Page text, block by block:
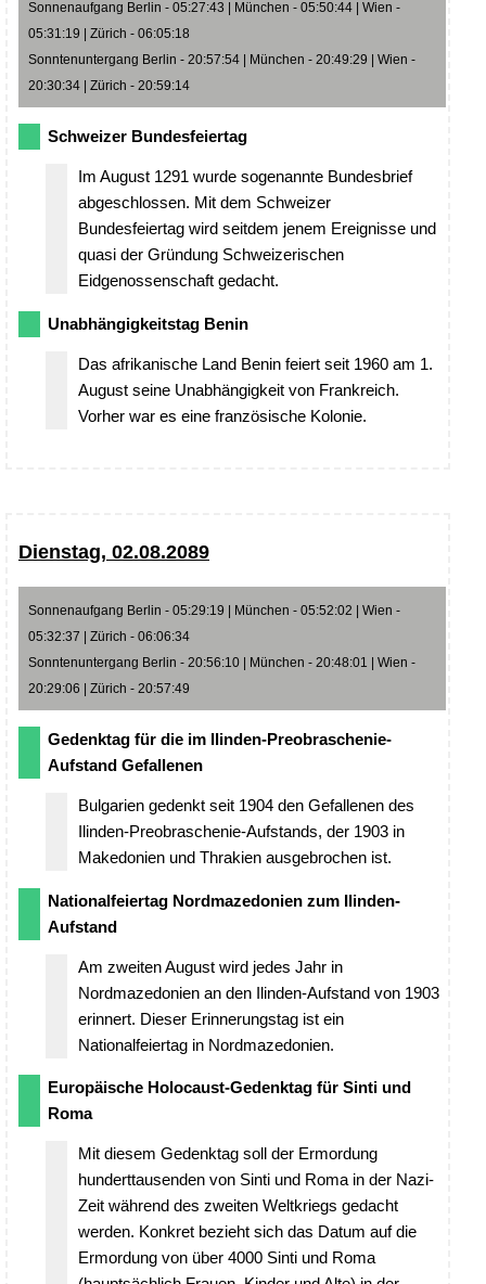
Sonnenaufgang Berlin - 05:27:43 | München - 05:50:44 | Wien -
05:31:19 | Zürich - 06:05:18
Sonntenuntergang Berlin - 20:57:54 | München - 20:49:29 | Wien -
20:30:34 | Zürich - 20:59:14
Schweizer Bundesfeiertag
Im August 1291 wurde sogenannte Bundesbrief
abgeschlossen. Mit dem Schweizer
Bundesfeiertag wird seitdem jenem Ereignisse und
quasi der Gründung Schweizerischen
Eidgenossenschaft gedacht.
Unabhängigkeitstag Benin
Das afrikanische Land Benin feiert seit 1960 am 1.
August seine Unabhängigkeit von Frankreich.
Vorher war es eine französische Kolonie.
Dienstag, 02.08.2089
Sonnenaufgang Berlin - 05:29:19 | München - 05:52:02 | Wien -
05:32:37 | Zürich - 06:06:34
Sonntenuntergang Berlin - 20:56:10 | München - 20:48:01 | Wien -
20:29:06 | Zürich - 20:57:49
Gedenktag für die im Ilinden-Preobraschenie-
Aufstand Gefallenen
Bulgarien gedenkt seit 1904 den Gefallenen des
Ilinden-Preobraschenie-Aufstands, der 1903 in
Makedonien und Thrakien ausgebrochen ist.
Nationalfeiertag Nordmazedonien zum Ilinden-
Aufstand
Am zweiten August wird jedes Jahr in
Nordmazedonien an den Ilinden-Aufstand von 1903
erinnert. Dieser Erinnerungstag ist ein
Nationalfeiertag in Nordmazedonien.
Europäische Holocaust-Gedenktag für Sinti und
Roma
Mit diesem Gedenktag soll der Ermordung
hunderttausenden von Sinti und Roma in der Nazi-
Zeit während des zweiten Weltkriegs gedacht
werden. Konkret bezieht sich das Datum auf die
Ermordung von über 4000 Sinti und Roma